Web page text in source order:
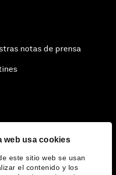
web usa cookies
este sitio web se usan
el contenido y los
notas de prensa